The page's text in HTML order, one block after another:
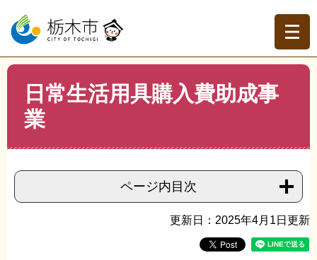
ー
の
先
ニ
ー
を
本
トップページ >組織でさがす >高齢介護課 >日常生活用
具購入費助成事業
日常生活用具購入費助成事
業
ページ内目次
更新日：2025年4月1日更新